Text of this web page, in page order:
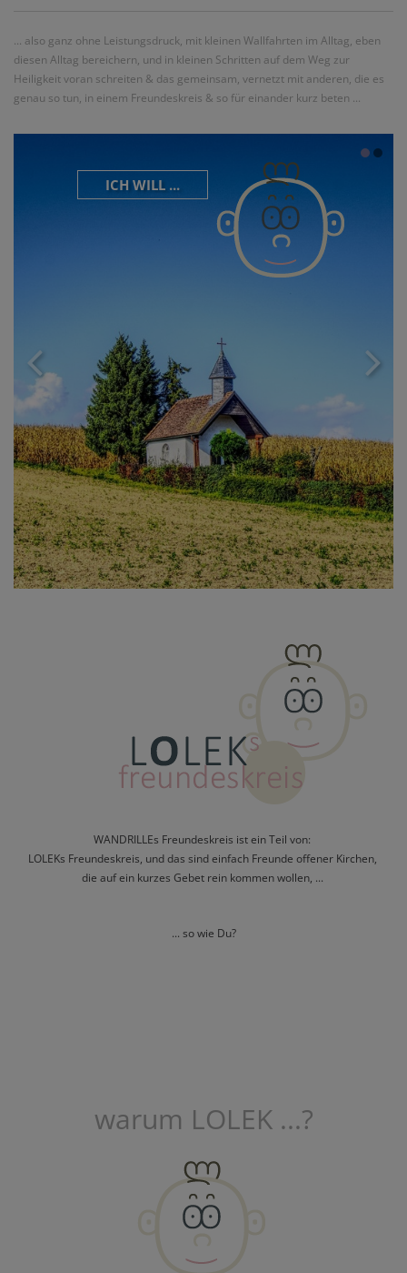
... also ganz ohne Leistungsdruck, mit kleinen Wallfahrten im Alltag, eben
diesen Alltag bereichern, und in kleinen Schritten auf dem Weg zur
Heiligkeit voran schreiten & das gemeinsam, vernetzt mit anderen, die es
genau so tun, in einem Freundeskreis & so für einander kurz beten ...
ICH WILL ...
WANDRILLEs Freundeskreis ist ein Teil von:
LOLEKs Freundeskreis, und das sind einfach Freunde offener Kirchen,
die auf ein kurzes Gebet rein kommen wollen, ...
... so wie Du?
warum LOLEK ...?